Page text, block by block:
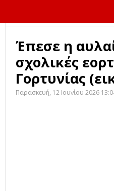
Έπεσε η
σχολικές
Γορτυνίας
Παρασκευή, 12 Ιουνίου 2026